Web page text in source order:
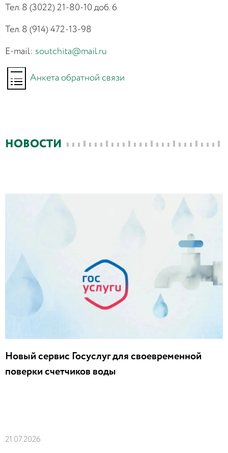
Тел. 8 (3022) 21-80-10 доб. 6
Тел. 8 (914) 472-13-98
E-mail: soutchita@mail.ru
Анкета обратной связи
НОВОСТИ
Новый сервис Госуслуг для своевременной
поверки счетчиков воды
21.07.2026